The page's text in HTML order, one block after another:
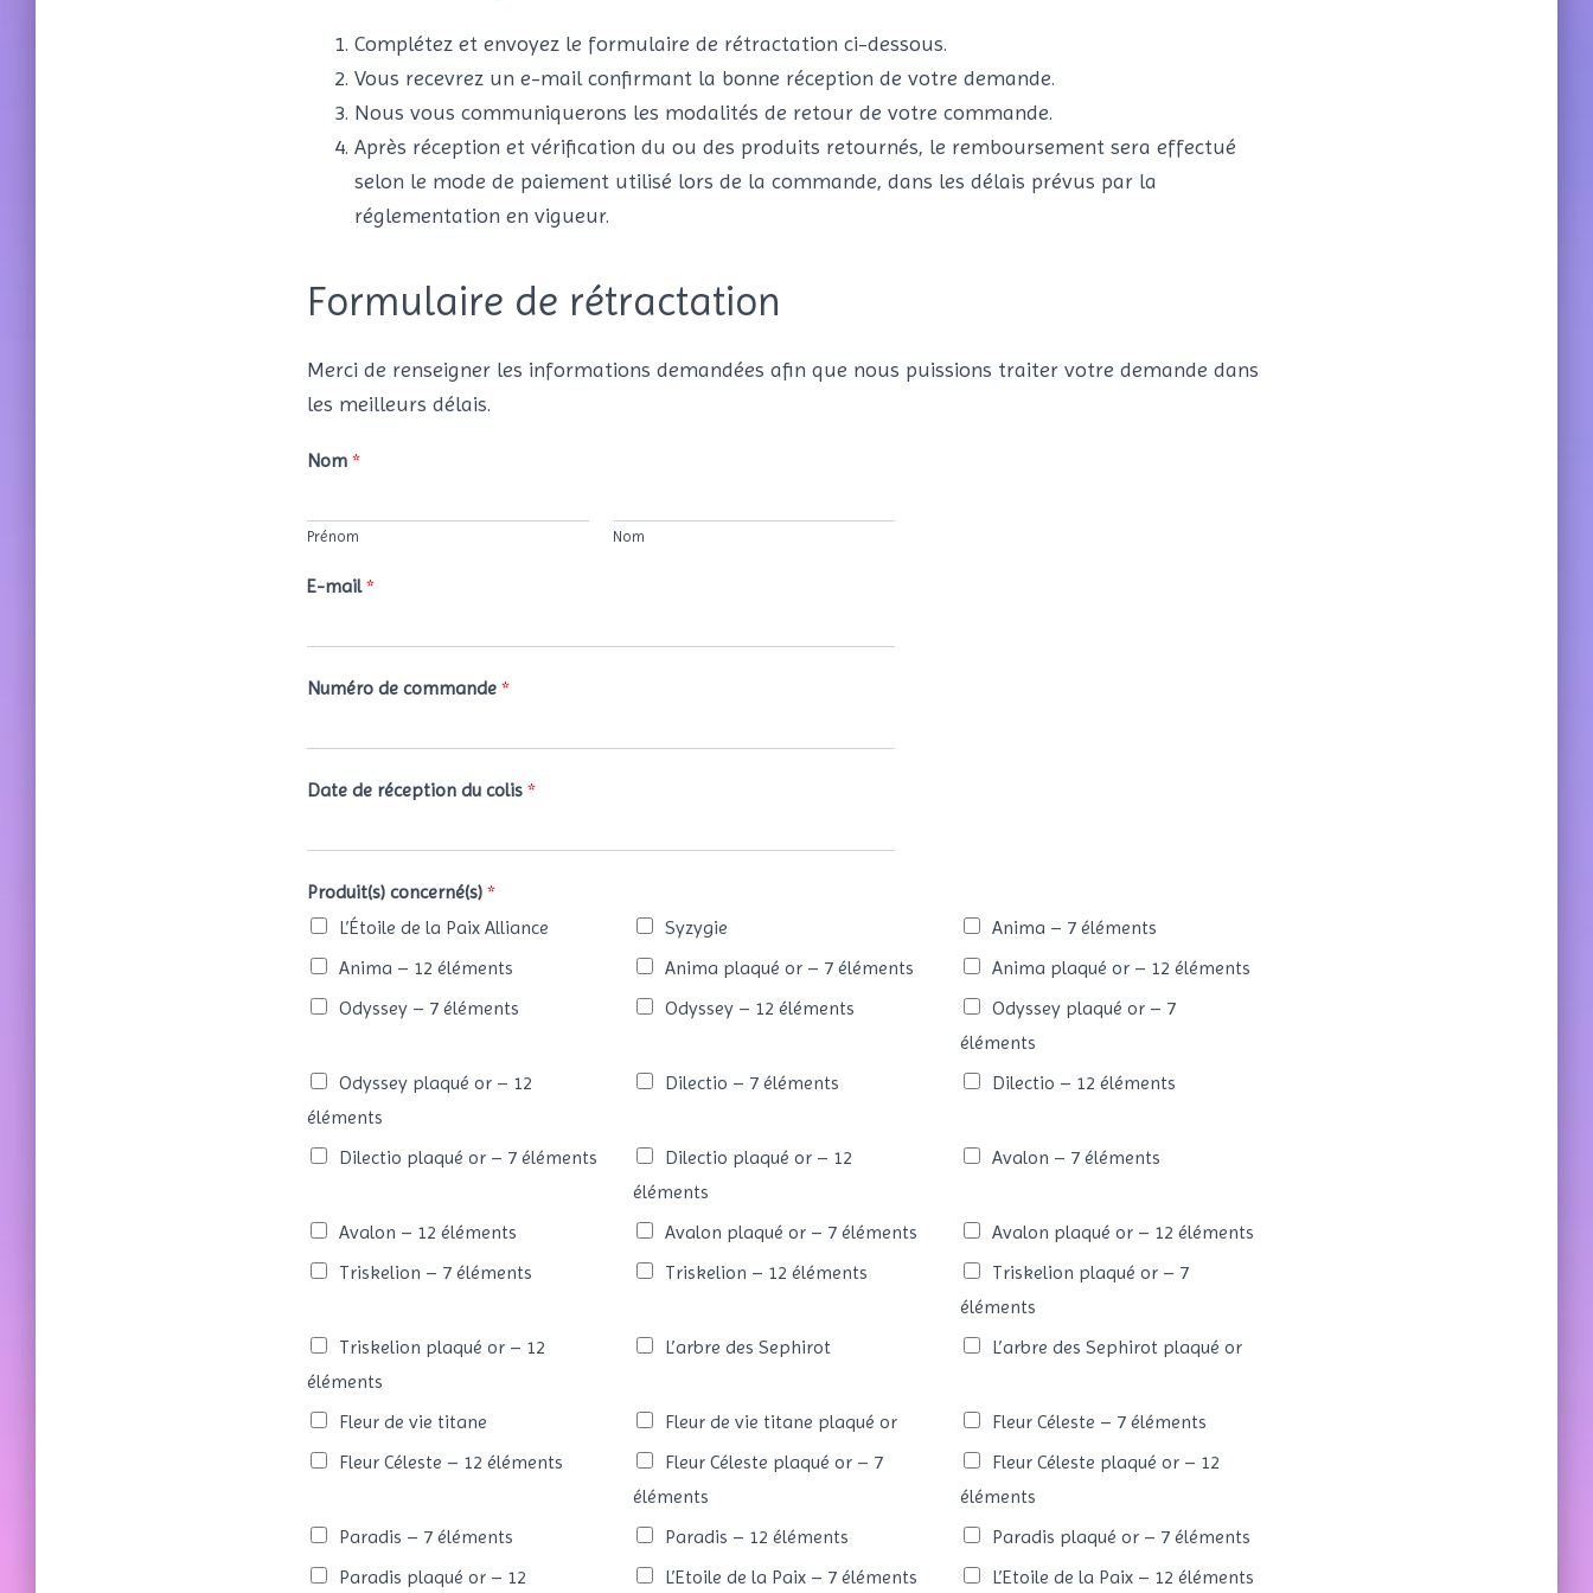
Complétez et envoyez le formulaire de rétractation ci-dessous.
Vous recevrez un e-mail confirmant la bonne réception de votre demande.
Nous vous communiquerons les modalités de retour de votre commande.
Après réception et vérification du ou des produits retournés, le remboursement sera effectué
selon le mode de paiement utilisé lors de la commande, dans les délais prévus par la
réglementation en vigueur.
Formulaire de rétractation
Merci de renseigner les informations demandées afin que nous puissions traiter votre demande dans
les meilleurs délais.
Nom *
Prénom Nom
E-mail*
Numéro de commande *
Date de réception du colis *
Produit(s) concerné(s) *
L’Étoile de la Paix Alliance
Syzygie
Anima – 7 éléments
Anima – 12 éléments
Anima plaqué or – 7 éléments
Anima plaqué or – 12 éléments
Odyssey – 7 éléments
Odyssey – 12 éléments
Odyssey plaqué or – 7
éléments
Odyssey plaqué or – 12
éléments
Dilectio – 7 éléments Dilectio – 12 éléments
Dilectio plaqué or – 7 éléments
Dilectio plaqué or – 12
éléments
Avalon – 7 éléments
Avalon – 12 éléments Avalon plaqué or – 7 éléments
Avalon plaqué or – 12 éléments
Triskelion – 7 éléments
Triskelion – 12 éléments
Triskelion plaqué or – 7
éléments
Triskelion plaqué or – 12
éléments
L’arbre des Sephirot L’arbre des Sephirot plaqué or
Fleur de vie titane Fleur de vie titane plaqué or
Fleur Céleste – 7 éléments
Fleur Céleste – 12 éléments
Fleur Céleste plaqué or – 7
éléments
Fleur Céleste plaqué or – 12
éléments
Paradis – 7 éléments
Paradis – 12 éléments
Paradis plaqué or – 7 éléments
Paradis plaqué or – 12
L’Etoile de la Paix – 7 éléments L’Etoile de la Paix – 12 éléments